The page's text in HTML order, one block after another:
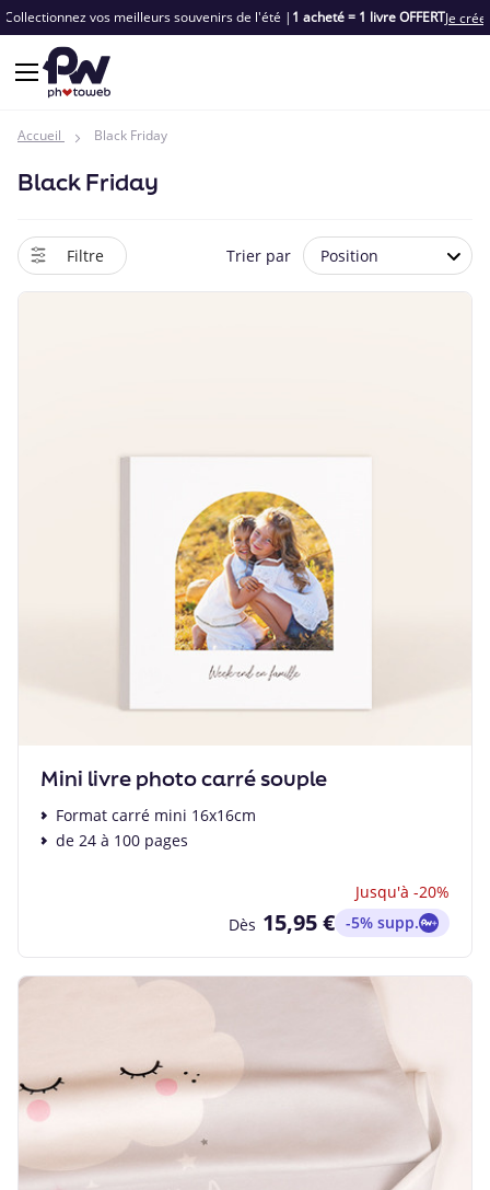
Vente PrivilègeSpécial Chassé-Croissé | Jusqu'à -65%Je fonce
Accueil Black Friday
Black Friday
Filtre Trier par
Mini livre photo carré souple
Format carré mini 16x16cm
de 24 à 100 pages
Jusqu'à -20%
Dès 15,95 € -5% supp.